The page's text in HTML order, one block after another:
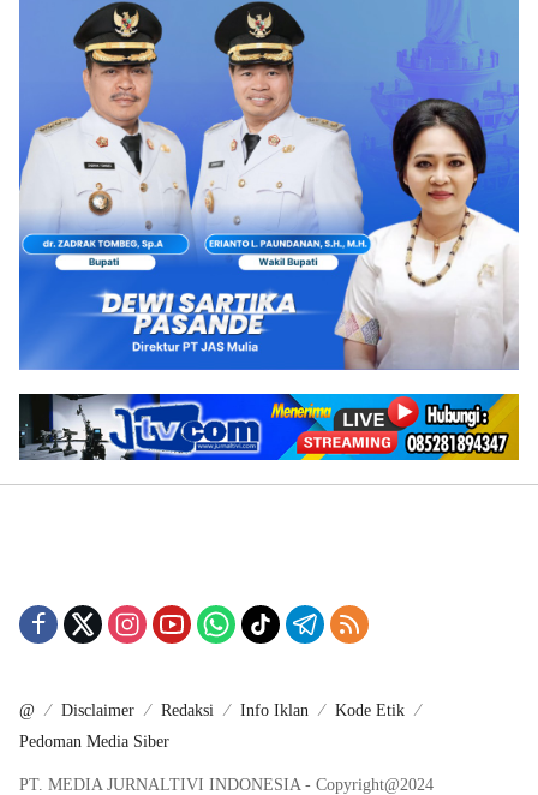
@ Disclaimer Redaksi Info Iklan
Kode Etik
Pedoman Media Siber
PT. MEDIA JURNALTIVI INDONESIA - Copyright@2024